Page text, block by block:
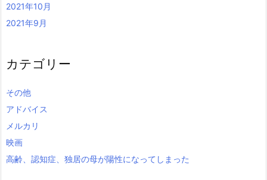
2021年10月
2021年9月
カテゴリー
その他
アドバイス
メルカリ
映画
高齢、認知症、独居の母が陽性になってしまった